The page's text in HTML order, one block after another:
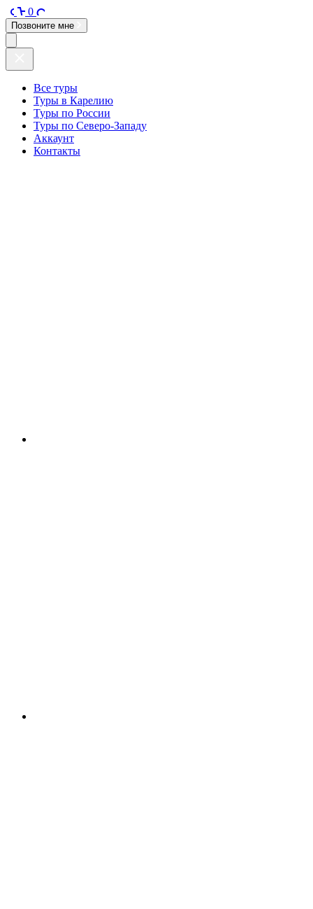
0
Позвоните мне
Все туры
Туры в Карелию
Туры по России
Туры по Северо-Западу
Аккаунт
Контакты